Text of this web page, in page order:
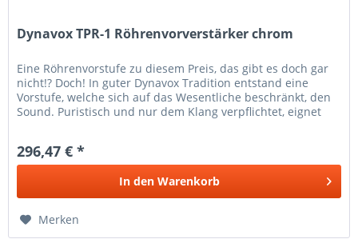
Dynavox TPR-1 Röhrenvorverstärker chrom
Eine Röhrenvorstufe zu diesem Preis, das gibt es doch gar
nicht!? Doch! In guter Dynavox Tradition entstand eine
Vorstufe, welche sich auf das Wesentliche beschränkt, den
Sound. Puristisch und nur dem Klang verpflichtet, eignet
296,47 € *
In den Warenkorb
Merken